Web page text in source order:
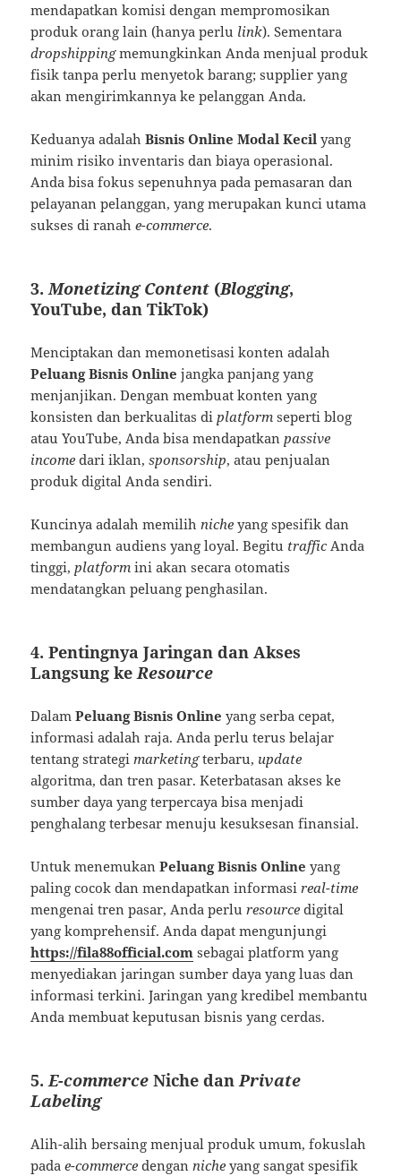
mendapatkan komisi dengan mempromosikan
produk orang lain (hanya perlu link). Sementara
dropshippingmemungkinkan Anda menjual produk
fisik tanpa perlu menyetok barang; supplier yang
akan mengirimkannya ke pelanggan Anda.
Keduanya adalahBisnis Online Modal Kecil yang
minim risiko inventaris dan biaya operasional.
Anda bisa fokus sepenuhnya pada pemasaran dan
pelayanan pelanggan, yang merupakan kunci utama
sukses di ranahe-commerce.
3.Monetizing Content (Blogging,
YouTube, dan TikTok)
Menciptakan dan memonetisasi konten adalah
Peluang Bisnis Online jangka panjang yang
menjanjikan. Dengan membuat konten yang
konsisten dan berkualitas diplatform seperti blog
atau YouTube, Anda bisa mendapatkanpassive
income dari iklan,sponsorship, atau penjualan
produk digital Anda sendiri.
Kuncinya adalah memilihniche yang spesifik dan
membangun audiens yang loyal. Begitu trafficAnda
tinggi,platform ini akan secara otomatis
mendatangkan peluang penghasilan.
4. Pentingnya Jaringan dan Akses
Langsung keResource
DalamPeluang Bisnis Online yang serba cepat,
informasi adalah raja. Anda perlu terus belajar
tentang strategimarketingterbaru, update
algoritma, dan tren pasar. Keterbatasan akses ke
sumber daya yang terpercaya bisa menjadi
penghalang terbesar menuju kesuksesan finansial.
Untuk menemukanPeluang Bisnis Online yang
paling cocok dan mendapatkan informasireal-time
mengenai tren pasar, Anda perluresource digital
yang komprehensif. Anda dapat mengunjungi
https://fila88official.com sebagai platform yang
menyediakan jaringan sumber daya yang luas dan
informasi terkini. Jaringan yang kredibel membantu
Anda membuat keputusan bisnis yang cerdas.
5.E-commerce Niche danPrivate
Labeling
Alih-alih bersaing menjual produk umum, fokuslah
padae-commerce denganniche yang sangat spesifik